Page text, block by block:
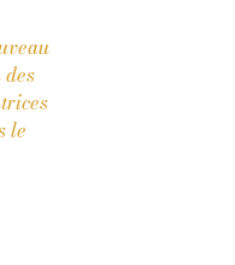
le